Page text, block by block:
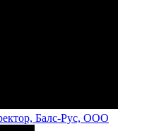
Балс-Рус, ООО